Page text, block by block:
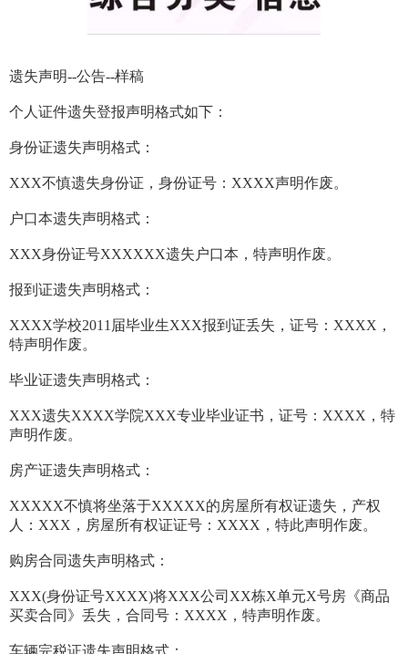
遗失声明--公告--样稿
个人证件遗失登报声明格式如下：
身份证遗失声明格式：
XXX不慎遗失身份证，身份证号：XXXX声明作废。
户口本遗失声明格式：
XXX身份证号XXXXXX遗失户口本，特声明作废。
报到证遗失声明格式：
XXXX学校2011届毕业生XXX报到证丢失，证号：XXXX，
特声明作废。
毕业证遗失声明格式：
XXX遗失XXXX学院XXX专业毕业证书，证号：XXXX，特
声明作废。
房产证遗失声明格式：
XXXXX不慎将坐落于XXXXX的房屋所有权证遗失，产权
人：XXX，房屋所有权证证号：XXXX，特此声明作废。
购房合同遗失声明格式：
XXX(身份证号XXXX)将XXX公司XX栋X单元X号房《商品
买卖合同》丢失，合同号：XXXX，特声明作废。